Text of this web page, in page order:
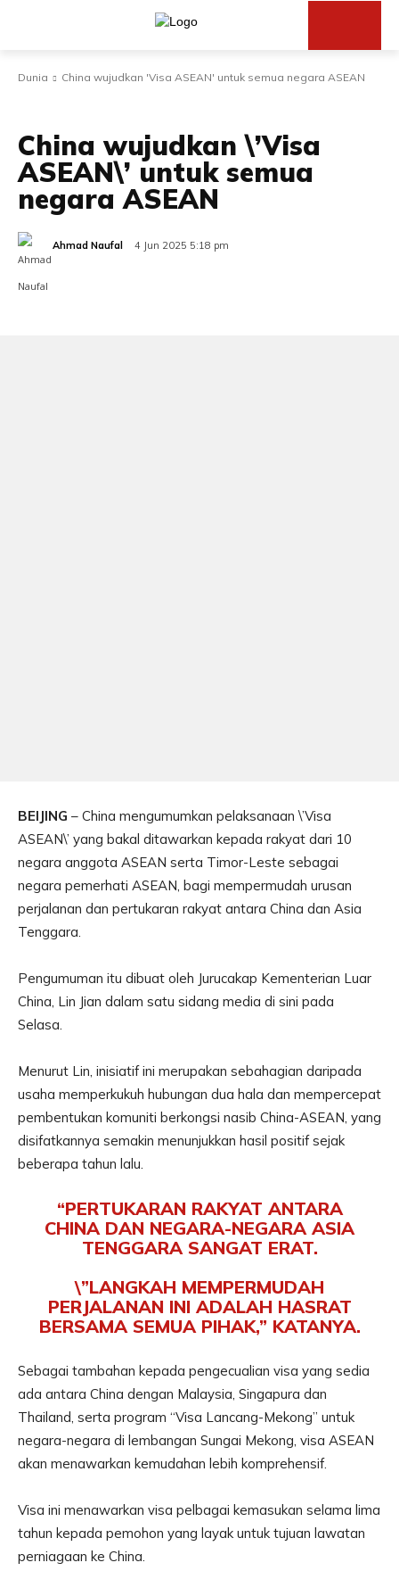
Dunia China wujudkan 'Visa ASEAN' untuk semua negara ASEAN
China wujudkan \’Visa
ASEAN\’ untuk semua
negara ASEAN
Ahmad Naufal 4 Jun 2025 5:18 pm
BEIJING – China mengumumkan pelaksanaan \’Visa
ASEAN\’ yang bakal ditawarkan kepada rakyat dari 10
negara anggota ASEAN serta Timor-Leste sebagai
negara pemerhati ASEAN, bagi mempermudah urusan
perjalanan dan pertukaran rakyat antara China dan Asia
Tenggara.
Pengumuman itu dibuat oleh Jurucakap Kementerian Luar
China, Lin Jian dalam satu sidang media di sini pada
Selasa.
Menurut Lin, inisiatif ini merupakan sebahagian daripada
usaha memperkukuh hubungan dua hala dan mempercepat
pembentukan komuniti berkongsi nasib China-ASEAN, yang
disifatkannya semakin menunjukkan hasil positif sejak
beberapa tahun lalu.
“PERTUKARAN RAKYAT ANTARA
CHINA DAN NEGARA-NEGARA ASIA
TENGGARA SANGAT ERAT.
\”LANGKAH MEMPERMUDAH
PERJALANAN INI ADALAH HASRAT
BERSAMA SEMUA PIHAK,” KATANYA.
Sebagai tambahan kepada pengecualian visa yang sedia
ada antara China dengan Malaysia, Singapura dan
Thailand, serta program “Visa Lancang-Mekong” untuk
negara-negara di lembangan Sungai Mekong, visa ASEAN
akan menawarkan kemudahan lebih komprehensif.
Visa ini menawarkan visa pelbagai kemasukan selama lima
tahun kepada pemohon yang layak untuk tujuan lawatan
perniagaan ke China.